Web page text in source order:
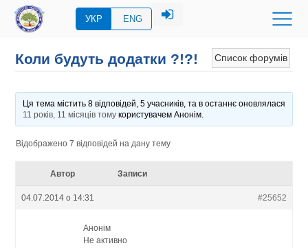
УКР ENG
Список форумів
Коли будуть додатки ?!?!
Ця тема містить 8 відповідей, 5 учасників, та в останнє оновлялася
11 років, 11 місяців томукористувачем Анонім.
Відображено 7 відповідей на дану тему
Автор Записи
04.07.2014 о 14:31 #25652
Анонім
Не активно